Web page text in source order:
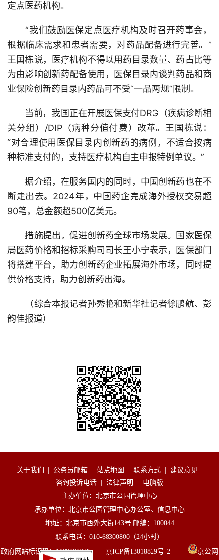
定点医药机构。
“我们鼓励医保定点医疗机构及时召开药事会，
根据临床需求和患者需要，对药品配备进行完善。”
王国栋说，医疗机构不得以用药目录数量、药占比等
为由影响创新药配备使用，医保目录内谈判药品和商
业保险创新药目录内药品可不受“一品两规”限制。
当前，我国正在开展医保支付DRG（疾病诊断相
关分组）/DIP（病种分值付费）改革。王国栋说：
“对合理使用医保目录内创新药的病例，不适合按病
种标准支付的，支持医疗机构自主申报特例单议。”
据介绍，在服务国内的同时，中国创新药也在不
断走出去。2024年，中国药企完成海外授权交易超
90笔，总金额超500亿美元。
措施提出，促进创新药全球市场发展。国家医保
局医药价格和招标采购司司长王小宁表示，医保部门
将搭建平台，助力创新药企业拓展海外市场，同时提
供价格支持，助力创新药出海。
（综合本报记者孙秀艳和新华社记者徐鹏航、彭
韵佳报道）
关于我们 公务员邮箱 站点地图 联系方式 建议意见
咨询投诉电话
法律声明
电脑版
主办单位：北京市公园管理中心
承办单位：北京市公园管理中心办公室、信息中心
地址：北京市西外大街143号 邮编：100044
联系电话：010-68300800（24小时）
政府网站标识码：1100000238 京ICP备13018829号-2
京公网